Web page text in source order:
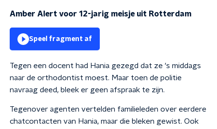
Amber Alert voor 12-jarig meisje uit Rotterdam
Speel fragment af
Tegen een docent had Hania gezegd dat ze 's middags
naar de orthodontist moest. Maar toen de politie
navraag deed, bleek er geen afspraak te zijn.
Tegenover agenten vertelden familieleden over eerdere
chatcontacten van Hania, maar die bleken gewist. Ook